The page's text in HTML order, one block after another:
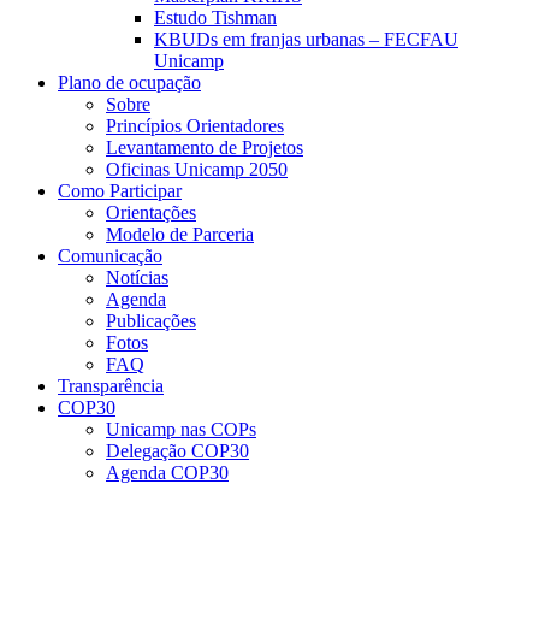
Estudo Tishman
KBUDs em franjas urbanas – FECFAU
Unicamp
Plano de ocupação
Sobre
Princípios Orientadores
Levantamento de Projetos
Oficinas Unicamp 2050
Como Participar
Orientações
Modelo de Parceria
Comunicação
Notícias
Agenda
Publicações
Fotos
FAQ
Transparência
COP30
Unicamp nas COPs
Delegação COP30
Agenda COP30